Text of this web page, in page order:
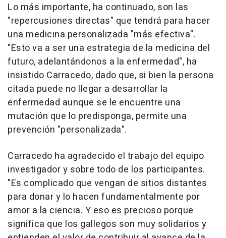
Lo más importante, ha continuado, son las
"repercusiones directas" que tendrá para hacer
una medicina personalizada "más efectiva".
"Esto va a ser una estrategia de la medicina del
futuro, adelantándonos a la enfermedad", ha
insistido Carracedo, dado que, si bien la persona
citada puede no llegar a desarrollar la
enfermedad aunque se le encuentre una
mutación que lo predisponga, permite una
prevención "personalizada".
Carracedo ha agradecido el trabajo del equipo
investigador y sobre todo de los participantes.
"Es complicado que vengan de sitios distantes
para donar y lo hacen fundamentalmente por
amor a la ciencia. Y eso es precioso porque
significa que los gallegos son muy solidarios y